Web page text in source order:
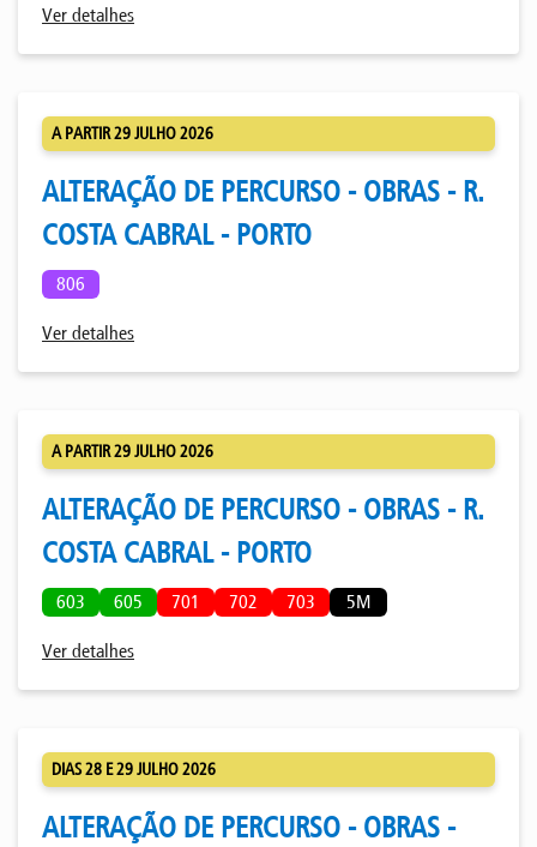
Ver detalhes
A PARTIR 29 JULHO 2026
ALTERAÇÃO DE PERCURSO - OBRAS - R.
COSTA CABRAL - PORTO
806
Ver detalhes
A PARTIR 29 JULHO 2026
ALTERAÇÃO DE PERCURSO - OBRAS - R.
COSTA CABRAL - PORTO
603 605 701 702 703 5M
Ver detalhes
DIAS 28 E 29 JULHO 2026
ALTERAÇÃO DE PERCURSO - OBRAS -